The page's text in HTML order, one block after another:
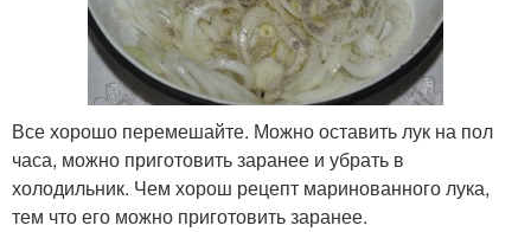
Все хорошо перемешайте. Можно оставить лук на пол
часа, можно приготовить заранее и убрать в
холодильник. Чем хорош рецепт маринованного лука,
тем что его можно приготовить заранее.